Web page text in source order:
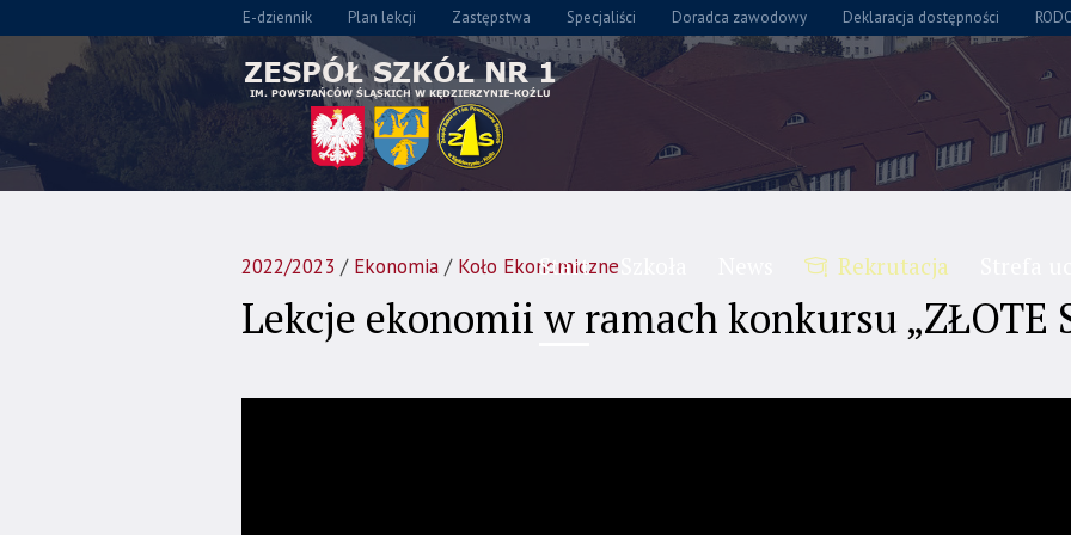
E-dziennik Plan lekcji Zastępstwa Specjaliści Doradca zawodowy Deklaracja dostępności
Start Rekrutacja
2022/2023 / Ekonomia / Koło Ekonomiczne
Lekcje ekonomii w ramach konkursu „ZŁOTE